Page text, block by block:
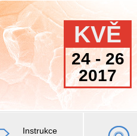
KVĚ
24 - 26
2017
Instrukce